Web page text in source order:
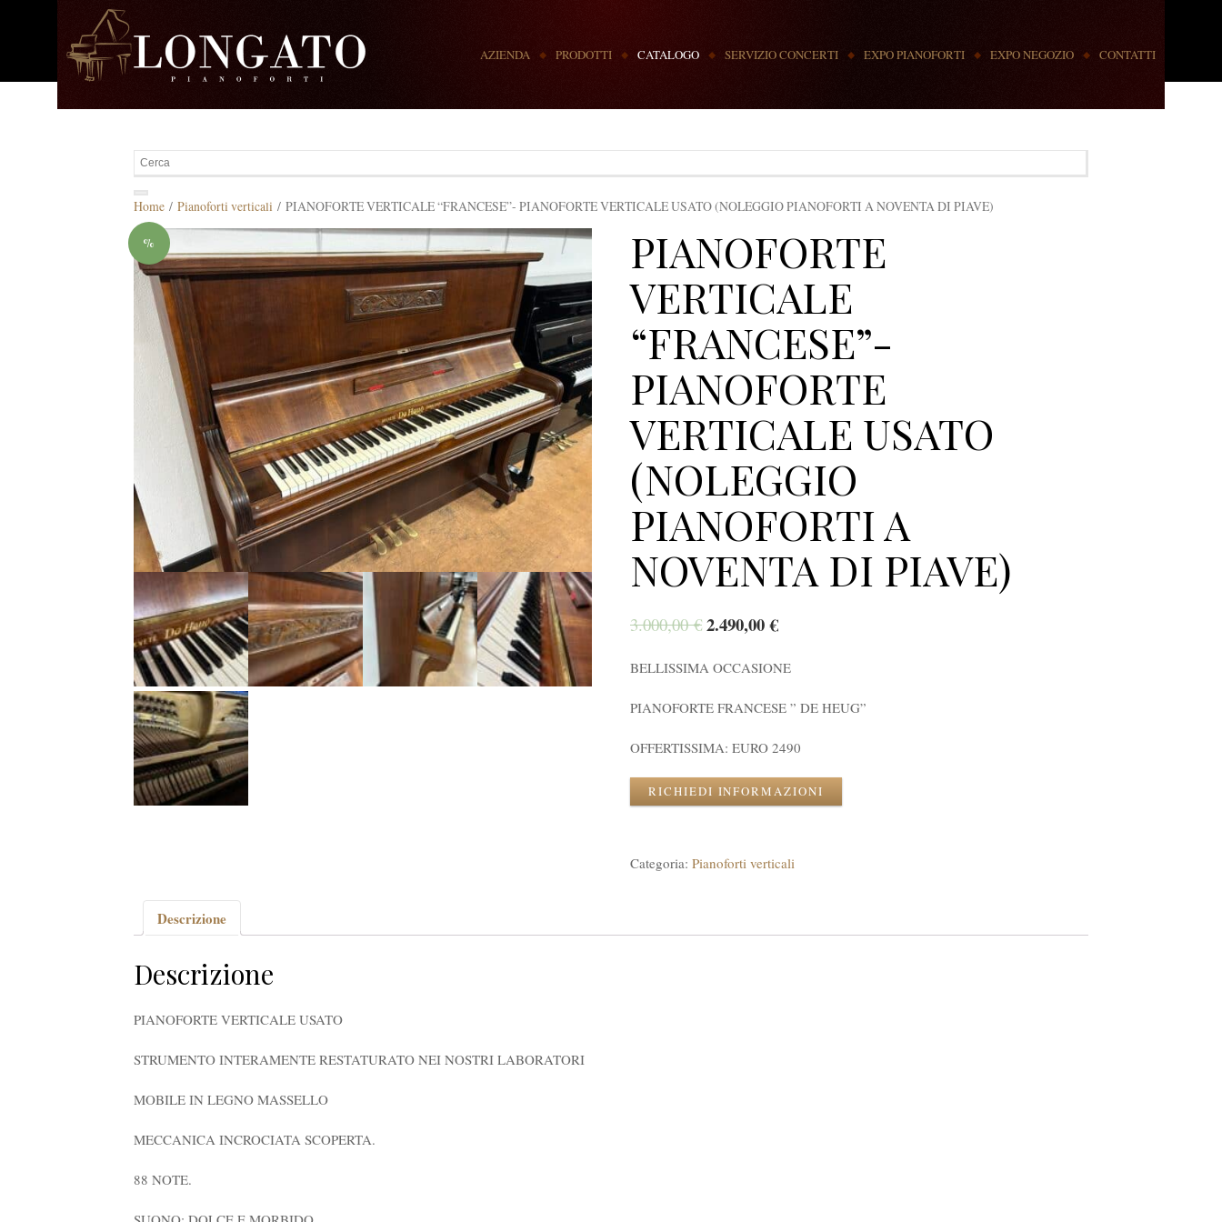
AZIENDA PRODOTTI CATALOGO SERVIZIO CONCERTI EXPO PIANOFORTI EXPO NEGOZIO CONTATTI
Home / Pianoforti verticali / PIANOFORTE VERTICALE “FRANCESE”- PIANOFORTE VERTICALE USATO (NOLEGGIO PIANOFORTI A NOVENTA DI PIAVE)
%
PIANOFORTE
VERTICALE
“FRANCESE”-
PIANOFORTE
VERTICALE USATO
(NOLEGGIO
PIANOFORTI A
NOVENTA DI PIAVE)
3.000,00€ 2.490,00€
BELLISSIMA OCCASIONE
PIANOFORTE FRANCESE ” DE HEUG”
OFFERTISSIMA: EURO 2490
RICHIEDI INFORMAZIONI
Categoria: Pianoforti verticali
Descrizione
Descrizione
PIANOFORTE VERTICALE USATO
STRUMENTO INTERAMENTE RESTATURATO NEI NOSTRI LABORATORI
MOBILE IN LEGNO MASSELLO
MECCANICA INCROCIATA SCOPERTA.
88 NOTE.